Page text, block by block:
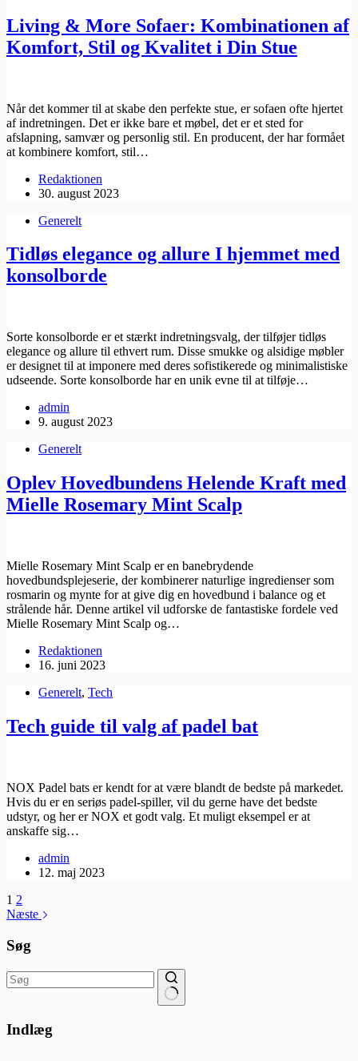
Living & More Sofaer: Kombinationen af
Komfort, Stil og Kvalitet i Din Stue
Når det kommer til at skabe den perfekte stue, er sofaen ofte hjertet
af indretningen. Det er ikke bare et møbel, det er et sted for
afslapning, samvær og personlig stil. En producent, der har formået
at kombinere komfort, stil…
Redaktionen
30. august 2023
Generelt
Tidløs elegance og allure I hjemmet med
konsolborde
Sorte konsolborde er et stærkt indretningsvalg, der tilføjer tidløs
elegance og allure til ethvert rum. Disse smukke og alsidige møbler
er designet til at imponere med deres sofistikerede og minimalistiske
udseende. Sorte konsolborde har en unik evne til at tilføje…
admin
9. august 2023
Generelt
Oplev Hovedbundens Helende Kraft med
Mielle Rosemary Mint Scalp
Mielle Rosemary Mint Scalp er en banebrydende
hovedbundsplejeserie, der kombinerer naturlige ingredienser som
rosmarin og mynte for at give dig en hovedbund i balance og et
strålende hår. Denne artikel vil udforske de fantastiske fordele ved
Mielle Rosemary Mint Scalp og…
Redaktionen
16. juni 2023
Generelt, Tech
Tech guide til valg af padel bat
NOX Padel bats er kendt for at være blandt de bedste på markedet.
Hvis du er en seriøs padel-spiller, vil du gerne have det bedste
udstyr, og her er NOX et godt valg. Et muligt eksempel er at
anskaffe sig…
admin
12. maj 2023
1 2
Næste
Søg
resultater
Indlæg